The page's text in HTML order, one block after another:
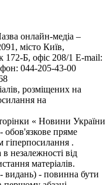
онлайн-медіа –
місто Київ,
Б, офіс 208/1 E-mail:
044-205-43-00
розміщених на
на
« Новини України
обов'язкове пряме
гіперпосилання .
незалежності від
матеріалів.
видань) - повинна бути